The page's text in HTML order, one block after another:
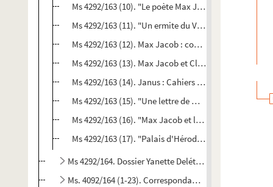
Ms 4292/163 (10). "Le poète Max Jacob, par P. Picasso"
Ms 4292/163 (11). "Un ermite du Val de Loire : Max
Ms 4292/163 (12). Max Jacob : conférence par M. le
Ms 4292/163 (13). Max Jacob et Claude Valence :
Ms 4292/163 (14). Janus : Cahiers de la Jeune
Ms 4292/163 (15). "Une lettre de Max Jacob"
Ms 4292/163 (16). "Max Jacob et le Finistère"
Ms 4292/163 (17). "Palais d'Hérode à Machéronte"
Ms 4292/164. Dossier Yanette Delétang-Tardif
Ms. 4092/164 (1-23). Correspondance